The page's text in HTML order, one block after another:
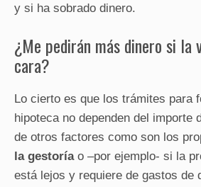
y si ha sobrado dinero.
¿Me pedirán más dinero si la
cara?
Lo cierto es que los trámites para
hipoteca no dependen del importe
de otros factores como son los
la gestoríao –por ejemplo- si la
está lejos y requiere de gastos de